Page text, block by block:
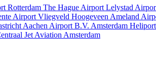
Rotterdam The Hague Airport Lelystad
Airport Vliegveld Hoogeveen Ameland
Aachen Airport B.V. Amsterdam Heliport
Jet Aviation Amsterdam